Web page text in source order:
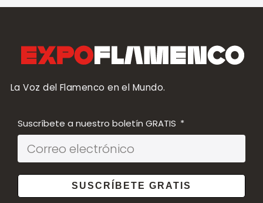
La Voz del Flamenco en el Mundo.
Suscríbete a nuestro boletín GRATIS
SUSCRÍBETE GRATIS